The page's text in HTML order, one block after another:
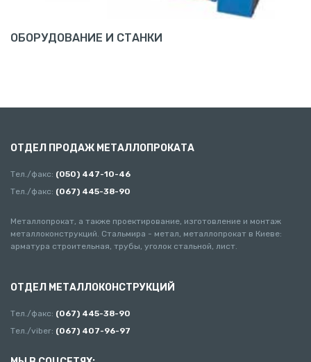
ОБОРУДОВАНИЕ И СТАНКИ
ОТДЕЛ ПРОДАЖ МЕТАЛЛОПРОКАТА
Тел./факс: (050) 447-10-46
Тел./факс: (067) 445-38-90
Металлопрокат, а также проектирование, изготовление и монтаж
металлоконструкций. Стальмира - метал, металлопрокат в Киеве:
арматура строительная, трубы, уголок стальной, лист.
ОТДЕЛ МЕТАЛЛОКОНСТРУКЦИЙ
Тел./факс: (067) 445-38-90
Тел./viber: (067) 407-96-97